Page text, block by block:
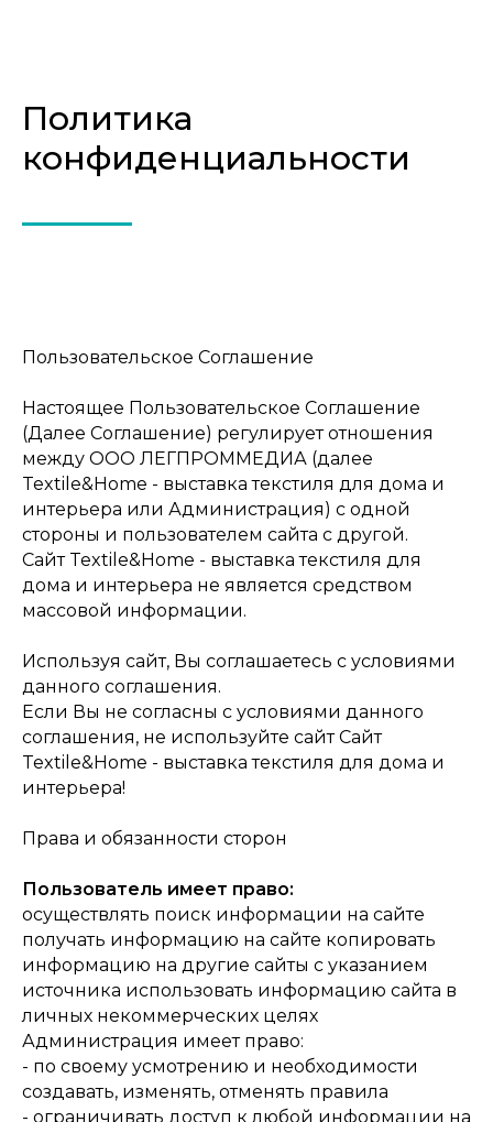
Политика
конфиденциальности
Пользовательское Соглашение
Настоящее Пользовательское Соглашение
(Далее Соглашение) регулирует отношения
между ООО ЛЕГПРОММЕДИА (далее
Textile&Home - выставка текстиля для дома и
интерьера или Администрация) с одной
стороны и пользователем сайта с другой.
Сайт Textile&Home - выставка текстиля для
дома и интерьера не является средством
массовой информации.
Используя сайт, Вы соглашаетесь с условиями
данного соглашения.
Если Вы не согласны с условиями данного
соглашения, не используйте сайт Сайт
Textile&Home - выставка текстиля для дома и
интерьера!
Права и обязанности сторон
Пользователь имеет право:
осуществлять поиск информации на сайте
получать информацию на сайте копировать
информацию на другие сайты с указанием
источника использовать информацию сайта в
личных некоммерческих целях
Администрация имеет право:
- по своему усмотрению и необходимости
создавать, изменять, отменять правила
- ограничивать доступ к любой информации на